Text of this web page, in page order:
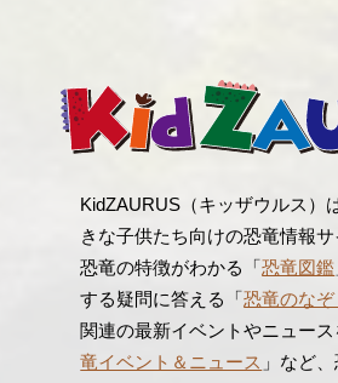
KidZAURUS（キッザウルス）
きな子供たち向けの恐竜情報サ
恐竜の特徴がわかる「恐竜図鑑
する疑問に答える「恐竜のな
関連の最新イベントやニュー
竜イベント＆ニュース 」など